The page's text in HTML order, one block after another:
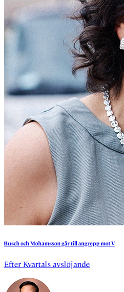
BuschochMohamssongårtillangreppmotV
Efter Kvartals avslöjande